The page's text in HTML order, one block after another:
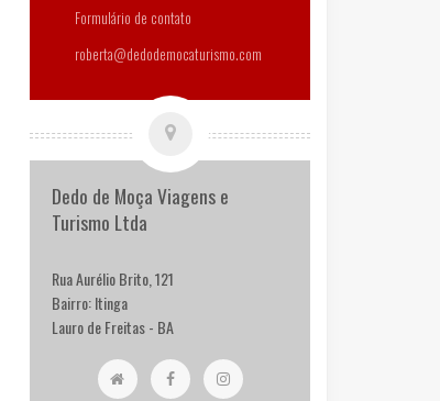
Formulário de contato
roberta@dedodemocaturismo.com
Dedo de Moça Viagens e
Turismo Ltda
Rua Aurélio Brito, 121
Bairro: Itinga
Lauro de Freitas - BA